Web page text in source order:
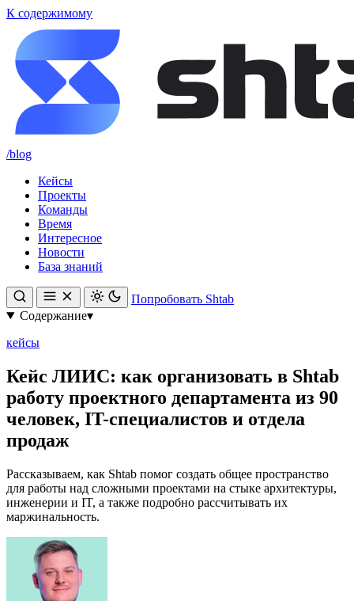
К содержимому
/blog
Кейсы
Проекты
Команды
Время
Интересное
Новости
База знаний
Попробовать Shtab
Содержание▾
кейсы
Кейс ЛИИС: как организовать в Shtab
работу проектного департамента из 90
человек, IT-специалистов и отдела
продаж
Рассказываем, как Shtab помог создать общее пространство
для работы над сложными проектами на стыке архитектуры,
инженерии и IT, а также подробно рассчитывать их
маржинальность.